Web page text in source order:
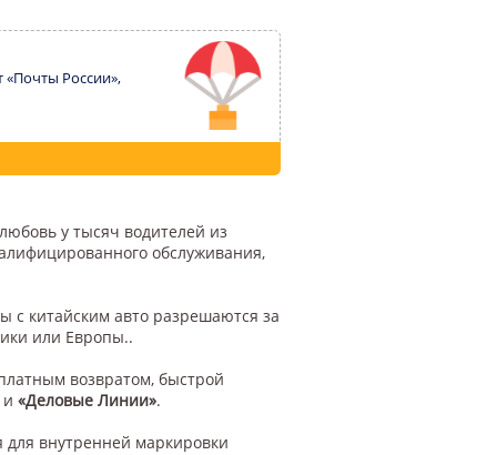
«Почты России»,
у тысяч водителей из
обслуживания,
с китайским авто разрешаются за
или Европы..
возвратом, быстрой
и «Деловые Линии».
внутренней маркировки